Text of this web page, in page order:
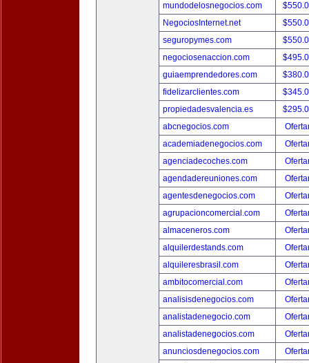
mundodelosnegocios.com
NegociosInternet.net
seguropymes.com
negociosenaccion.com
guiaemprendedores.com
fidelizarclientes.com
propiedadesvalencia.es
abcnegocios.com
academiadenegocios.com
agenciadecoches.com
agendadereuniones.com
agentesdenegocios.com
agrupacioncomercial.com
almaceneros.com
alquilerdestands.com
alquileresbrasil.com
ambitocomercial.com
analisisdenegocios.com
analistadenegocio.com
analistadenegocios.com
anunciosdenegocios.com